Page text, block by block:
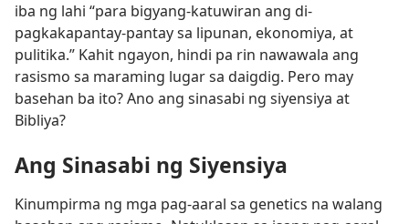
iba ng lahi “para bigyang-katuwiran ang di-
pagkakapantay-pantay sa lipunan, ekonomiya, at
pulitika.” Kahit ngayon, hindi pa rin nawawala ang
rasismo sa maraming lugar sa daigdig. Pero may
basehan ba ito? Ano ang sinasabi ng siyensiya at
Bibliya?
Ang Sinasabi ng Siyensiya
Kinumpirma ng mga pag-aaral sa genetics na walang